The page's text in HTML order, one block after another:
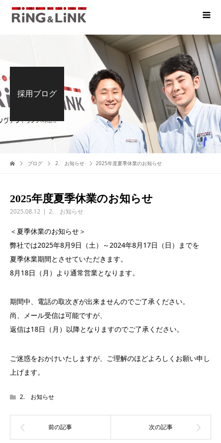
採用ブログ
ブログ 2. お知らせ 2025年度夏季休業のお知らせ
2025年度夏季休業のお知らせ
2025.08.12 2. お知らせ
＜夏季休業のお知らせ＞
弊社では2025年8月9日（土）～2024年8月17日（日）までを
夏季休業期間とさせていただきます。
8月18日（月）より通常営業となります。
期間中、電話の取次ぎが出来ませんのでご了承ください。
尚、メール受信は可能ですが、
返信は18日（月）以降となりますのでご了承ください。
ご迷惑をおかけいたしますが、ご理解のほどよろしくお願い申し
上げます。
2. お知らせ